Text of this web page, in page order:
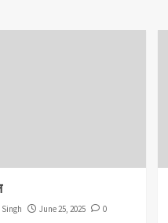
June 25, 2025 0